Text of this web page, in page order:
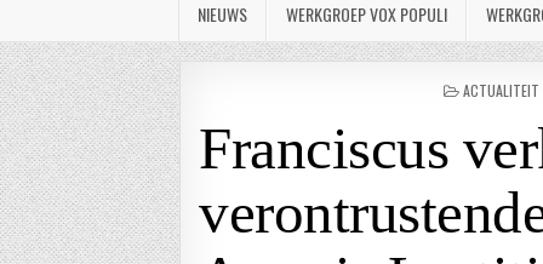
NIEUWS WERKGROEP VOX POPULI
GEPLAATST
Franciscus